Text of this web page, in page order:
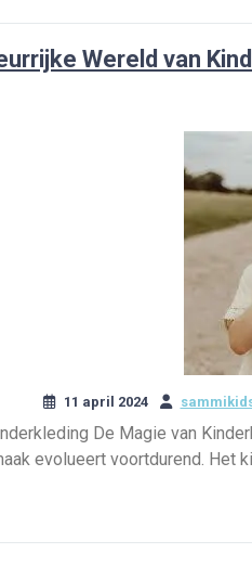
Wereld van
11 april 2024
De Magie van
evolueert voortdurend. Het